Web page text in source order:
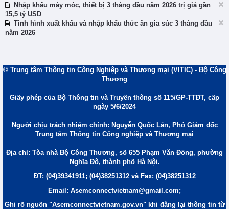
Nhập khẩu máy móc, thiết bị 3 tháng đầu năm 2026 trị giá gần
15,5 tỷ USD
Tình hình xuất khẩu và nhập khẩu thức ăn gia súc 3 tháng đầu
năm 2026
© Trung tâm Thông tin Công Nghiệp và Thương mại (VITIC) - Bộ Công
Thương
Giấy phép của Bộ Thông tin và Truyền thông số 115/GP-TTĐT, cấp
ngày 5/6/2024
Người chịu trách nhiệm chính: Nguyễn Quốc Lân, Phó Giám đốc
Trung tâm Thông tin Công nghiệp và Thương mại
Địa chỉ: Tòa nhà Bộ Công Thương, số 655 Phạm Văn Đồng, phường
Nghĩa Đô, thành phố Hà Nội.
ĐT: (04)39341911; (04)38251312 và Fax: (04)38251312
Email: Asemconnectvietnam@gmail.com;
Ghi rõ nguồn "Asemconnectvietnam.gov.vn" khi đăng lại thông tin từ